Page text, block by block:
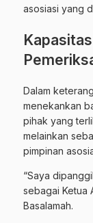
asosiasi yang
Dalam
menekankan
pihak yang
melainkan
pimpinan
“Saya
sebagai Ketua
Basalamah.